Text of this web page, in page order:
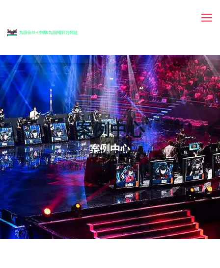
案例中心
首页 Our Projects/
山海经兽魂觉醒(绝世妖兽觉醒：解密古代神话)